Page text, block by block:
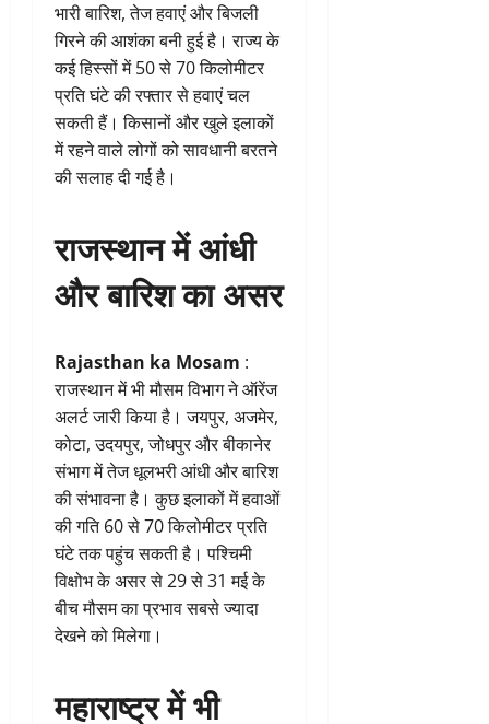
भारी बारिश, तेज हवाएं और बिजली
गिरने की आशंका बनी हुई है। राज्य के
कई हिस्सों में 50 से 70 किलोमीटर
प्रति घंटे की रफ्तार से हवाएं चल
सकती हैं। किसानों और खुले इलाकों
में रहने वाले लोगों को सावधानी बरतने
की सलाह दी गई है।
राजस्थान में आंधी
और बारिश का असर
Rajasthan ka Mosam :
राजस्थान में भी मौसम विभाग ने ऑरेंज
अलर्ट जारी किया है। जयपुर, अजमेर,
कोटा, उदयपुर, जोधपुर और बीकानेर
संभाग में तेज धूलभरी आंधी और बारिश
की संभावना है। कुछ इलाकों में हवाओं
की गति 60 से 70 किलोमीटर प्रति
घंटे तक पहुंच सकती है। पश्चिमी
विक्षोभ के असर से 29 से 31 मई के
बीच मौसम का प्रभाव सबसे ज्यादा
देखने को मिलेगा।
महाराष्ट्र में भी